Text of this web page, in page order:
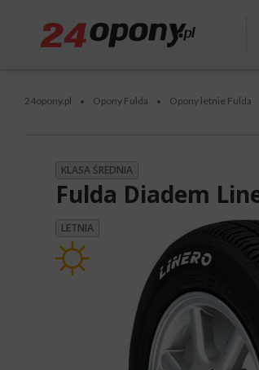
24opony.pl • Opony Fulda • Opony letnie Fulda
KLASA ŚREDNIA
Fulda Diadem
LETNIA